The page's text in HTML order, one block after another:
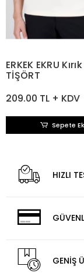
ERKEK EKRU
TİŞÖRT
209.00 TL + KDV
Sepete
HIZLI
GENİŞ